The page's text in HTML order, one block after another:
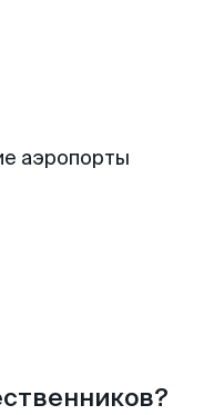
аэропорты